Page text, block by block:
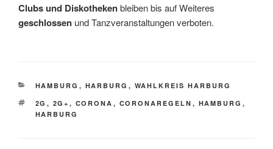
Clubs und Diskothekenbleiben bis auf Weiteres
geschlossen und Tanzveranstaltungen verboten.
KATEGORIEN
HAMBURG , HARBURG , WAHLKREIS HARBURG
SCHLAGWÖRTER
2G , 2G+ , CORONA , CORONAREGELN , HAMBURG ,
HARBURG